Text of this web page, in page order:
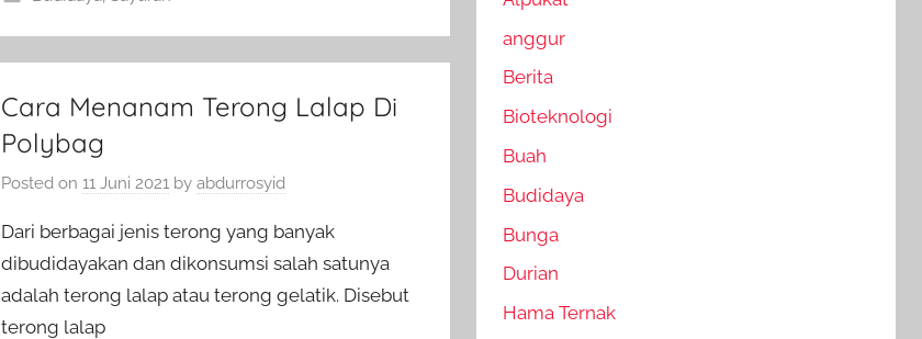
Cara Menanam Terong Lalap Di
Polybag
Posted on11 Juni 2021 byabdurrosyid
Dari berbagai jenis terong yang banyak
dibudidayakan dan dikonsumsi salah satunya
adalah terong lalap atau terong gelatik. Disebut
terong lalap
anggur
Berita
Bioteknologi
Buah
Budidaya
Bunga
Durian
Hama Ternak